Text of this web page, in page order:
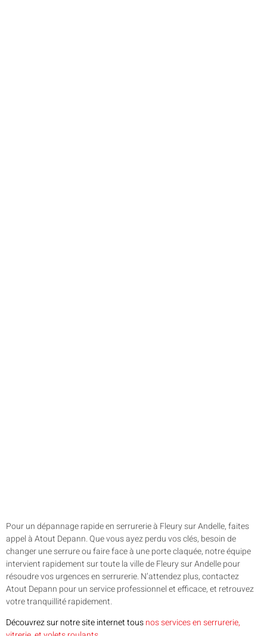
Pour un dépannage rapide en serrurerie à Fleury sur Andelle, faites
appel à Atout Depann. Que vous ayez perdu vos clés, besoin de
changer une serrure ou faire face à une porte claquée, notre équipe
intervient rapidement sur toute la ville de Fleury sur Andelle pour
résoudre vos urgences en serrurerie. N’attendez plus, contactez
Atout Depann pour un service professionnel et efficace, et retrouvez
votre tranquillité rapidement.
Découvrez sur notre site internet tousnos services en serrurerie,